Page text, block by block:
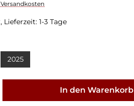
1-3 Tage
2025
In den Warenkorb